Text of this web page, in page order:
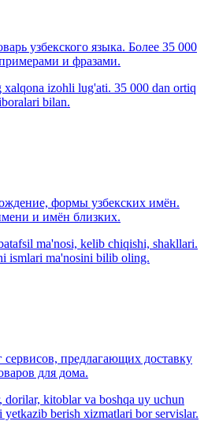
узбекского языка. Более 35 000
и фразами.
izohli lug'ati. 35 000 dan ortiq
bilan.
формы узбекских имён.
и имён близких.
ma'nosi, kelib chiqishi, shakllari.
ismlari ma'nosini bilib oling.
предлагающих доставку
для дома.
kitoblar va boshqa uy uchun
yetkazib berish xizmatlari bor servislar.